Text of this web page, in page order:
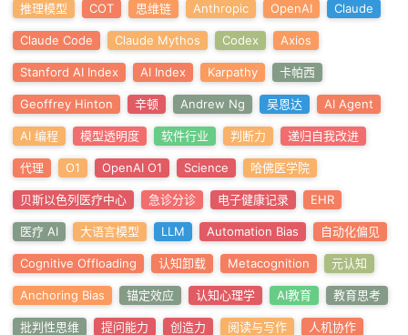
推理模型 COT 思维链 Anthropic OpenAI Claude
Claude Code Claude Mythos Codex Axios
Stanford AI Index AI Index Karpathy 卡帕西
Geoffrey Hinton 辛顿 Andrew Ng 吴恩达 AI Agent
AI 编程 模型透明度 软件行业 判断力 递归自我改进
代理 O1 OpenAI O1 Science 哈佛医学院
贝斯以色列医疗中心 急诊分诊 电子健康记录 EHR
医疗 AI 大语言模型 LLM Automation Bias 自动化偏见
Cognitive Offloading 认知卸载 Metacognition 元认知
Anchoring Bias 锚定效应 认知心理学 AI教育 教育思考
批判性思维 提问能力 创造力 阅读与写作 人机协作